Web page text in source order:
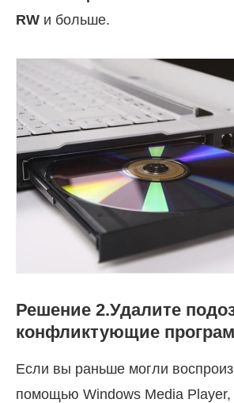
RW и больше.
Решение 2.Удалите
конфликтующие
Если вы раньше могли
помощью Windows Media